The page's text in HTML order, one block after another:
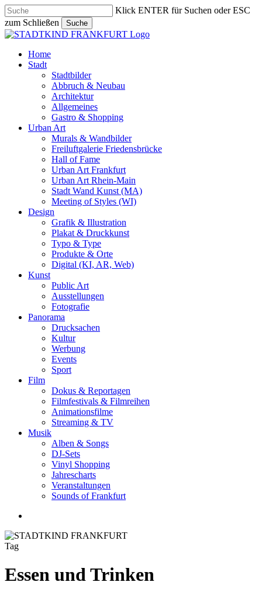
Skip
to
main
content
Klick ENTER für Suchen oder ESC
zum Schließen
Suche
Close
search
Menu
Home
Stadt
Stadtbilder
Abbruch & Neubau
Architektur
Allgemeines
Gastro & Shopping
Urban Art
Murals & Wandbilder
Freiluftgalerie Friedensbrücke
Hall of Fame
Urban Art Frankfurt
Urban Art Rhein-Main
Stadt Wand Kunst (MA)
Meeting of Styles (WI)
Design
Grafik & Illustration
Plakat & Druckkunst
Typo & Type
Produkte & Orte
Digital (KI, AR, Web)
Kunst
Public Art
Ausstellungen
Fotografie
Panorama
Drucksachen
Kultur
Werbung
Events
Sport
Film
Dokus & Reportagen
Filmfestivals & Filmreihen
Animationsfilme
Streaming & TV
Musik
Alben & Songs
DJ-Sets
Vinyl Shopping
Jahrescharts
Veranstaltungen
Sounds of Frankfurt
Tag
Essen und Trinken